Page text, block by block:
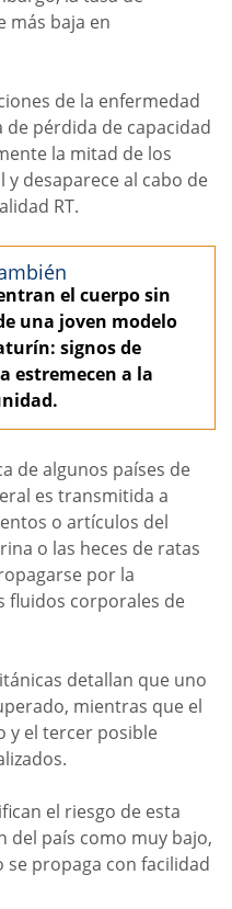
más baja en
de la enfermedad
pérdida de capacidad
la mitad de los
desaparece al cabo de
RT.
el cuerpo sin
una joven modelo
signos de
estremecen a la
de algunos países de
es transmitida a
o artículos del
o las heces de ratas
por la
fluidos corporales de
detallan que uno
mientras que el
y el tercer posible
el riesgo de esta
del país como muy bajo,
se propaga con facilidad